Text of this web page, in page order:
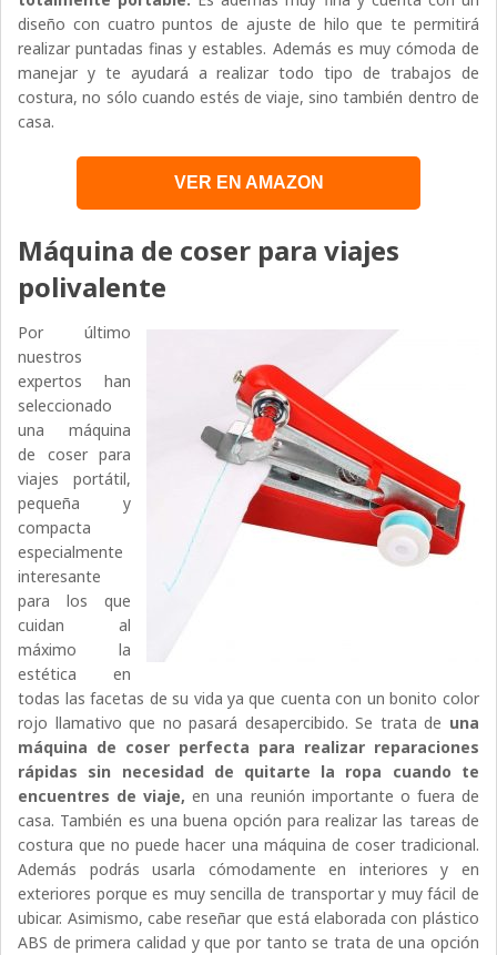
diseño con cuatro puntos de ajuste de hilo que te permitirá
realizar puntadas finas y estables. Además es muy cómoda de
manejar y te ayudará a realizar todo tipo de trabajos de
costura, no sólo cuando estés de viaje, sino también dentro de
casa.
VER EN AMAZON
Máquina de coser para viajes
polivalente
Por último
nuestros
expertos han
seleccionado
una máquina
de coser para
viajes portátil,
pequeña y
compacta
especialmente
interesante
para los que
cuidan al
máximo la
estética en
todas las facetas de su vida ya que cuenta con un bonito color
rojo llamativo que no pasará desapercibido. Se trata de una
máquina de coser perfecta para realizar reparaciones
rápidas sin necesidad de quitarte la ropa cuando te
encuentres de viaje, en una reunión importante o fuera de
casa. También es una buena opción para realizar las tareas de
costura que no puede hacer una máquina de coser tradicional.
Además podrás usarla cómodamente en interiores y en
exteriores porque es muy sencilla de transportar y muy fácil de
ubicar. Asimismo, cabe reseñar que está elaborada con plástico
ABS de primera calidad y que por tanto se trata de una opción